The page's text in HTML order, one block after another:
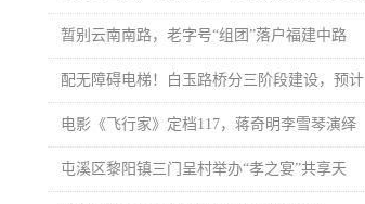
暂别云南南路，老字号“组团”落户福建中路
配无障碍电梯！白玉路桥分三阶段建设，预计
电影《飞行家》定档117，蒋奇明李雪琴演绎
屯溪区黎阳镇三门呈村举办“孝之宴”共享天